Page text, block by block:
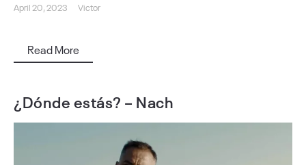
April 20, 2023 Victor
Read More
¿Dónde estás? – Nach